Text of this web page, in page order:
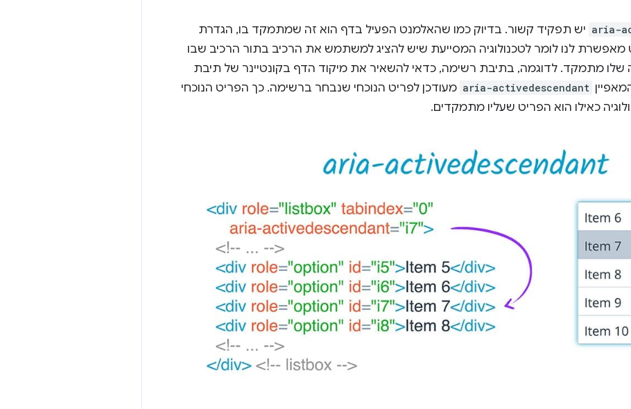
aria- יש תפקיד קשור. בדיוק כמו שהאלמנט הפעיל בדף הוא זה שמתמקד בו, הגדרת
לנו לומר לטכנולוגיה המסייעת שיש להציג למשתמש את הרכיב בתור הרכיב שבו
שלו מתמקד. לדוגמה, בתיבת רשימה, כדאי להשאיר את מיקוד הדף בקונטיינר של תיבת
aria-activedescendant מעודכן לפריט הנוכחי שנבחר ברשימה. כך הפריט הנוכחי
כאילו הוא הפריט שעליו מתמקדים.